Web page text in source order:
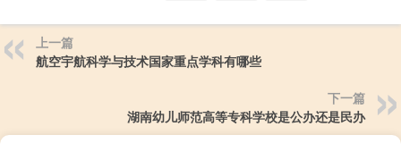
上一篇
航空宇航科学与技术国家重点学科有哪些
下一篇
湖南幼儿师范高等专科学校是公办还是民办